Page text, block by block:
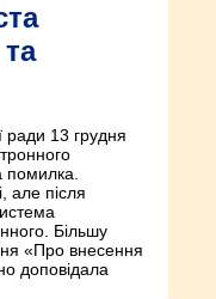
ради 13 грудня
помилка.
але після
Більшу
«Про внесення
доповідала